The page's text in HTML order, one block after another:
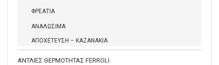
ΦΡΕΑΤΙΑ
ΑΝΑΛΩΣΙΜΑ
ΑΠΟΧΕΤΕΥΣΗ – ΚΑΖΑΝΑΚΙΑ
ΑΝΤΛΙΕΣ ΘΕΡΜΟΤΗΤΑΣ FERROLI